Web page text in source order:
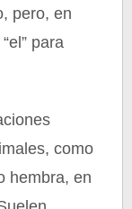
pero, en
para
como
hembra, en